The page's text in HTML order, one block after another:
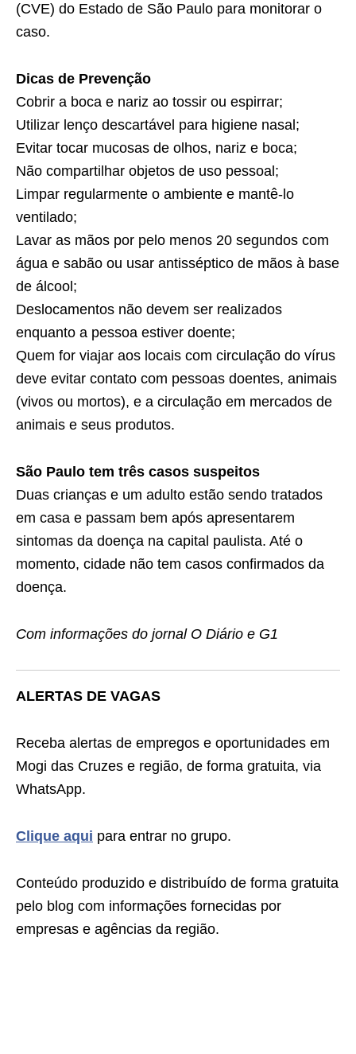
(CVE) do Estado de São Paulo para monitorar o
caso.
Dicas de Prevenção
Cobrir a boca e nariz ao tossir ou espirrar;
Utilizar lenço descartável para higiene nasal;
Evitar tocar mucosas de olhos, nariz e boca;
Não compartilhar objetos de uso pessoal;
Limpar regularmente o ambiente e mantê-lo
ventilado;
Lavar as mãos por pelo menos 20 segundos com
água e sabão ou usar antisséptico de mãos à base
de álcool;
Deslocamentos não devem ser realizados
enquanto a pessoa estiver doente;
Quem for viajar aos locais com circulação do vírus
deve evitar contato com pessoas doentes, animais
(vivos ou mortos), e a circulação em mercados de
animais e seus produtos.
São Paulo tem três casos suspeitos
Duas crianças e um adulto estão sendo tratados
em casa e passam bem após apresentarem
sintomas da doença na capital paulista. Até o
momento, cidade não tem casos confirmados da
doença.
Com informações do jornal O Diário e G1
ALERTAS DE VAGAS
Receba alertas de empregos e oportunidades em
Mogi das Cruzes e região, de forma gratuita, via
WhatsApp.
Clique aqui para entrar no grupo.
Conteúdo produzido e distribuído de forma gratuita
pelo blog com informações fornecidas por
empresas e agências da região.